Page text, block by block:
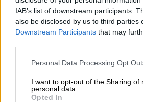
IAB’s list of downstream participants.
also be disclosed by us to third parties
Downstream Participants that may
Personal Data Processing Opt
I want to opt-out of the Sharing of
personal data.
Opted In
de Rajoy el robo del
colaboradora de Pablo
PorLa Hora Digital